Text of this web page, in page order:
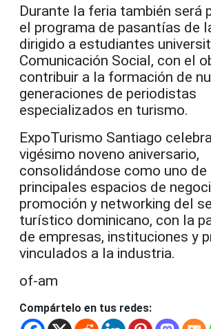
Durante la feria también será
el programa de pasantías de
dirigido a estudiantes
Comunicación Social, con el
contribuir a la formación de
generaciones de periodistas
especializados en turismo.
ExpoTurismo Santiago
vigésimo noveno aniversario,
consolidándose como uno de
principales espacios de
promoción y networking del
turístico dominicano, con la
de empresas, instituciones y
vinculados a la industria.
of-am
Compártelo en tus redes: